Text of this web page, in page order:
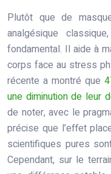
Plutôt que de
analgésique
fondamental. Il aide à
corps face au stress
récente a montré que
une diminution de leur
de noter, avec le
précise que l’effet
scientifiques pures
Cependant, sur le